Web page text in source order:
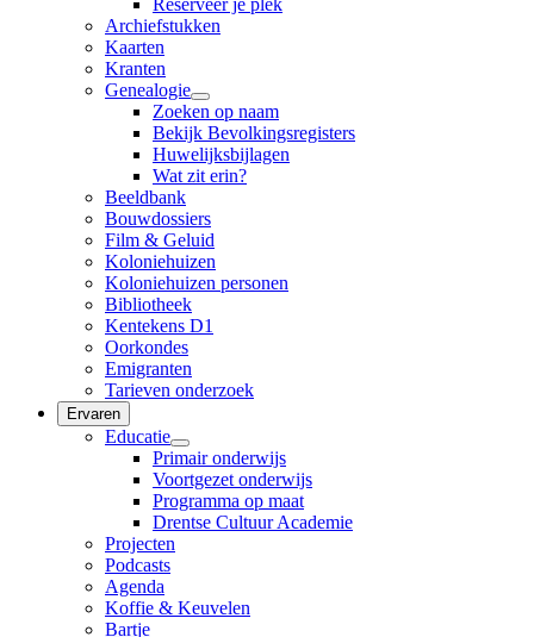
Reserveer je plek
Archiefstukken
Kaarten
Kranten
Genealogie
Zoeken op naam
Bekijk Bevolkingsregisters
Huwelijksbijlagen
Wat zit erin?
Beeldbank
Bouwdossiers
Film & Geluid
Koloniehuizen
Koloniehuizen personen
Bibliotheek
Kentekens D1
Oorkondes
Emigranten
Tarieven onderzoek
Ervaren
Educatie
Primair onderwijs
Voortgezet onderwijs
Programma op maat
Drentse Cultuur Academie
Projecten
Podcasts
Agenda
Koffie & Keuvelen
Bartje